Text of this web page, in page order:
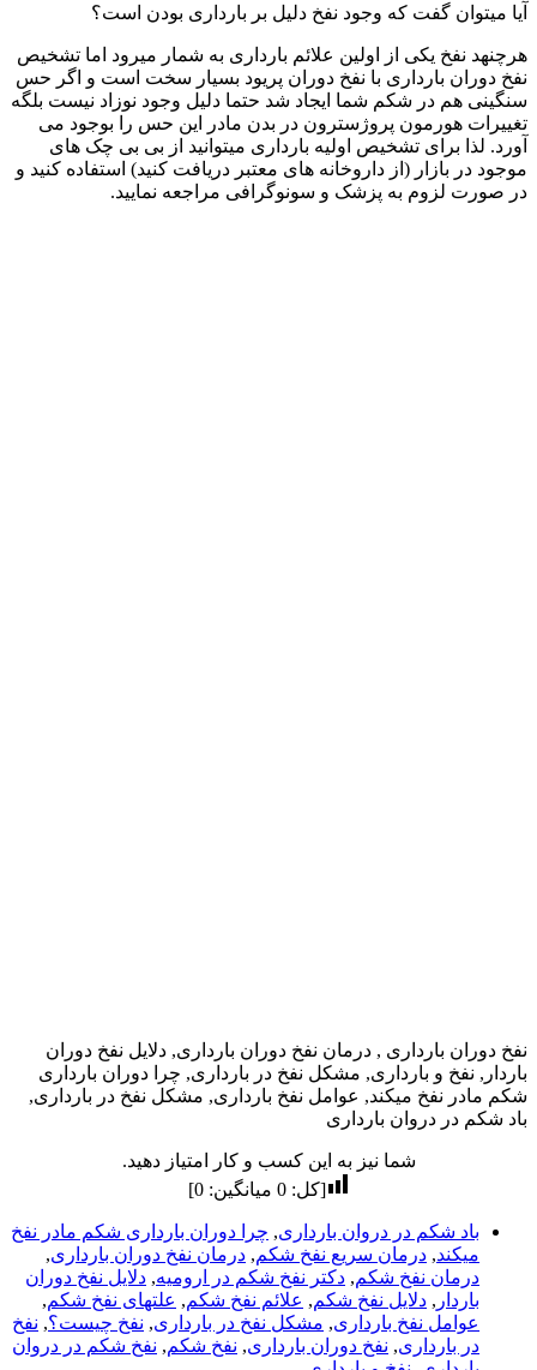
آیا میتوان گفت که وجود نفخ دلیل بر بارداری بودن است؟
هرچنهد نفخ یکی از اولین علائم بارداری به شمار میرود اما تشخیص
نفخ دوران بارداری با نفخ دوران پریود بسیار سخت است و اگر حس
سنگینی هم در شکم شما ایجاد شد حتما دلیل وجود نوزاد نیست بلگه
تغییرات هورمون پروژسترون در بدن مادر این حس را بوجود می
آورد. لذا برای تشخیص اولیه بارداری میتوانید از بی بی چک های
موجود در بازار (از داروخانه های معتبر دریافت کنید) استفاده کنید و
در صورت لزوم به پزشک و سونوگرافی مراجعه نمایید.
نفخ دوران بارداری , درمان نفخ دوران بارداری, دلایل نفخ دوران
باردار, نفخ و بارداری, مشکل نفخ در بارداری, چرا دوران بارداری
شکم مادر نفخ میکند, عوامل نفخ بارداری, مشکل نفخ در بارداری,
باد شکم در دروان بارداری
شما نیز به این کسب و کار امتیاز دهید.
[کل:0 میانگین:0
]
باد شکم در دروان بارداری, چرا دوران بارداری شکم مادر نفخ
میکند, درمان سریع نفخ شکم, درمان نفخ دوران بارداری,
درمان نفخ شکم, دکتر نفخ شکم در ارومیه, دلایل نفخ دوران
باردار , دلایل نفخ شکم, علائم نفخ شکم, علتهای نفخ شکم,
عوامل نفخ بارداری, مشکل نفخ در بارداری, نفخ چیست؟, نفخ
در بارداری, نفخ دوران بارداری, نفخ شکم, نفخ شکم در دروان